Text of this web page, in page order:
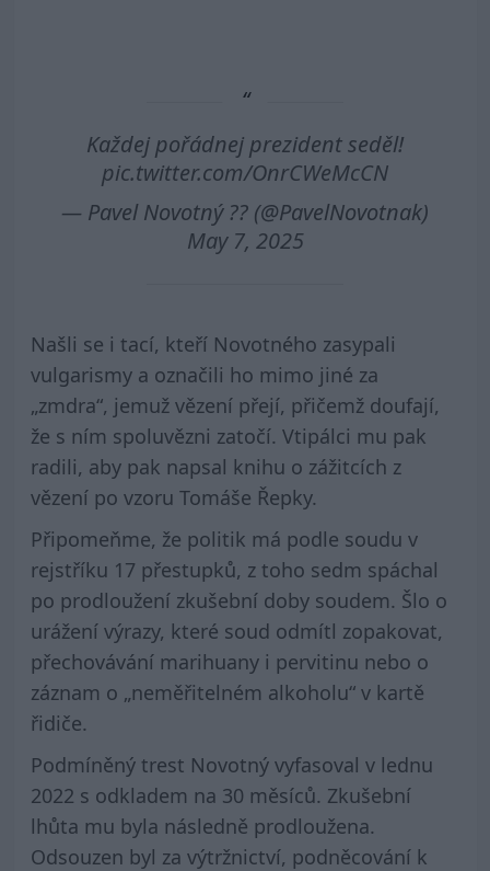
Každej pořádnej prezident seděl!
pic.twitter.com/OnrCWeMcCN
— Pavel Novotný ?? (@PavelNovotnak)
May 7, 2025
Našli se i tací, kteří Novotného zasypali
vulgarismy a označili ho mimo jiné za
„zmdra“, jemuž vězení přejí, přičemž doufají,
že s ním spoluvězni zatočí. Vtipálci mu pak
radili, aby pak napsal knihu o zážitcích z
vězení po vzoru Tomáše Řepky.
Připomeňme, že politik má podle soudu v
rejstříku 17 přestupků, z toho sedm spáchal
po prodloužení zkušební doby soudem. Šlo o
urážení výrazy, které soud odmítl zopakovat,
přechovávání marihuany i pervitinu nebo o
záznam o „neměřitelném alkoholu“ v kartě
řidiče.
Podmíněný trest Novotný vyfasoval v lednu
2022 s odkladem na 30 měsíců. Zkušební
lhůta mu byla následně prodloužena.
Odsouzen byl za výtržnictví, podněcování k